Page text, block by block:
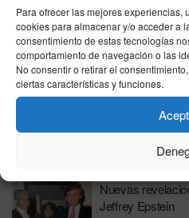
Para ofrecer las mejores experiencias,
cookies para almacenar y/o acceder a
consentimiento de estas tecnologías
comportamiento de navegación o las
No consentir o retirar el
ciertas características y funciones.
El juicio a Jordi
década de
Andorra
24/11/2025
Escándalo en
sobre maniobras
Nuevas
Jeffrey Epstein